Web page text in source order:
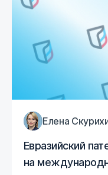
Евразийский
на
Елена